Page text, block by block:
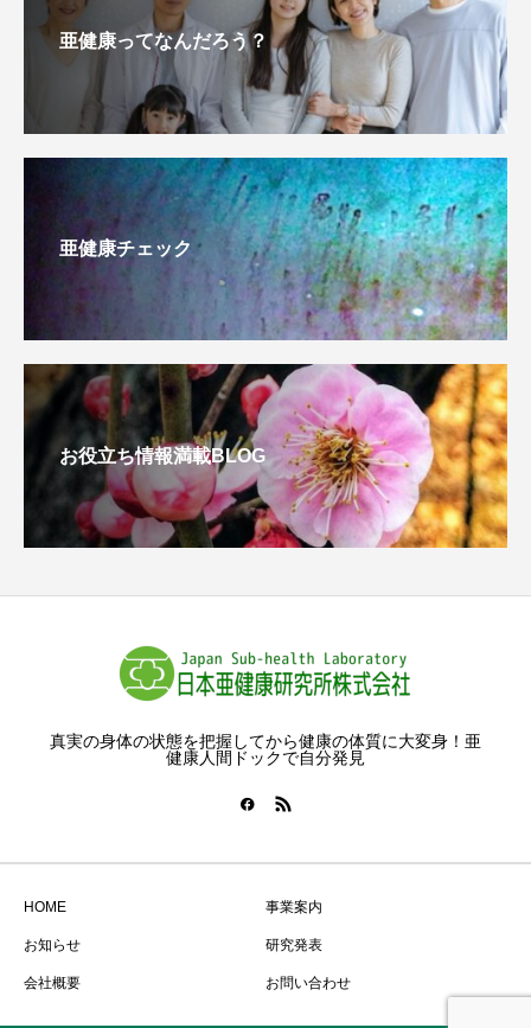
亜健康ってなんだろう？
亜健康チェック
お役立ち情報満載BLOG
真実の身体の状態を把握してから健康の体質に大変身！亜
健康人間ドックで自分発見
HOME 事業案内
お知らせ 研究発表
会社概要 お問い合わせ